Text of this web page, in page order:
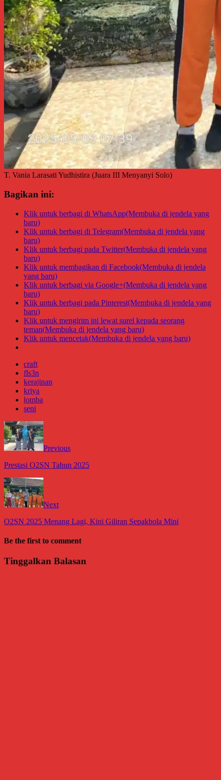
T. Vania Larasati Yudhistira (Juara III Menyanyi Solo)
Bagikan ini:
Klik untuk berbagi di WhatsApp(Membuka di jendela yang
baru)
Klik untuk berbagi di Telegram(Membuka di jendela yang
baru)
Klik untuk berbagi pada Twitter(Membuka di jendela yang
baru)
Klik untuk membagikan di Facebook(Membuka di jendela
yang baru)
Klik untuk berbagi via Google+(Membuka di jendela yang
baru)
Klik untuk berbagi pada Pinterest(Membuka di jendela yang
baru)
Klik untuk mengirim ini lewat surel kepada seorang
teman(Membuka di jendela yang baru)
Klik untuk mencetak(Membuka di jendela yang baru)
craft
fls3n
kerajinan
kriya
lomba
seni
Previous
Prestasi O2SN Tahun 2025
Next
O2SN 2025 Menang Lagi, Kini Giliran Sepakbola Mini
Be the first to comment
Tinggalkan Balasan